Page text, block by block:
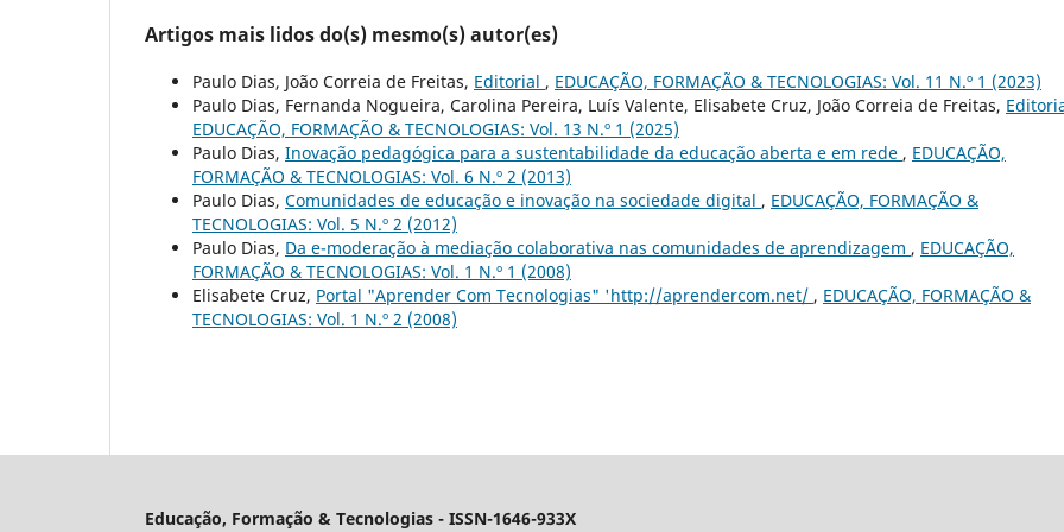
Artigos mais lidos do(s) mesmo(s) autor(es)
Paulo Dias, João Correia de Freitas, Editorial , EDUCAÇÃO, FORMAÇÃO & TECNOLOGIAS: Vol. 11 N.º 1 (2023)
Paulo Dias, Fernanda Nogueira, Carolina Pereira, Luís Valente, Elisabete Cruz, João Correia de Freitas,
EDUCAÇÃO, FORMAÇÃO & TECNOLOGIAS: Vol. 13 N.º 1 (2025)
Paulo Dias, Inovação pedagógica para a sustentabilidade da educação aberta e em rede , EDUCAÇÃO,
FORMAÇÃO & TECNOLOGIAS: Vol. 6 N.º 2 (2013)
Paulo Dias, Comunidades de educação e inovação na sociedade digital , EDUCAÇÃO, FORMAÇÃO &
TECNOLOGIAS: Vol. 5 N.º 2 (2012)
Paulo Dias, Da e-moderação à mediação colaborativa nas comunidades de aprendizagem , EDUCAÇÃO,
FORMAÇÃO & TECNOLOGIAS: Vol. 1 N.º 1 (2008)
Elisabete Cruz, Portal "Aprender Com Tecnologias" 'http://aprendercom.net/ , EDUCAÇÃO, FORMAÇÃO &
TECNOLOGIAS: Vol. 1 N.º 2 (2008)
Educação, Formação & Tecnologias - ISSN-1646-933X